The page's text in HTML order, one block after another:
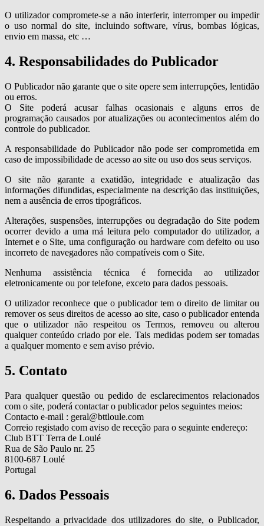
O utilizador compromete-se a não interferir, interromper ou impedir
o uso normal do site, incluindo software, vírus, bombas lógicas,
envio em massa, etc …
4. Responsabilidades do Publicador
O Publicador não garante que o site opere sem interrupções, lentidão
ou erros.
O Site poderá acusar falhas ocasionais e alguns erros de
programação causados por atualizações ou acontecimentos além do
controle do publicador.
A responsabilidade do Publicador não pode ser comprometida em
caso de impossibilidade de acesso ao site ou uso dos seus serviços.
O site não garante a exatidão, integridade e atualização das
informações difundidas, especialmente na descrição das instituições,
nem a ausência de erros tipográficos.
Alterações, suspensões, interrupções ou degradação do Site podem
ocorrer devido a uma má leitura pelo computador do utilizador, a
Internet e o Site, uma configuração ou hardware com defeito ou uso
incorreto de navegadores não compatíveis com o Site.
Nenhuma assistência técnica é fornecida ao utilizador
eletronicamente ou por telefone, exceto para dados pessoais.
O utilizador reconhece que o publicador tem o direito de limitar ou
remover os seus direitos de acesso ao site, caso o publicador entenda
que o utilizador não respeitou os Termos, removeu ou alterou
qualquer conteúdo criado por ele. Tais medidas podem ser tomadas
a qualquer momento e sem aviso prévio.
5. Contato
Para qualquer questão ou pedido de esclarecimentos relacionados
com o site, poderá contactar o publicador pelos seguintes meios:
Contacto e-mail : geral@bttloule.com
Correio registado com aviso de receção para o seguinte endereço:
Club BTT Terra de Loulé
Rua de São Paulo nr. 25
8100-687 Loulé
Portugal
6. Dados Pessoais
Respeitando a privacidade dos utilizadores do site, o Publicador,